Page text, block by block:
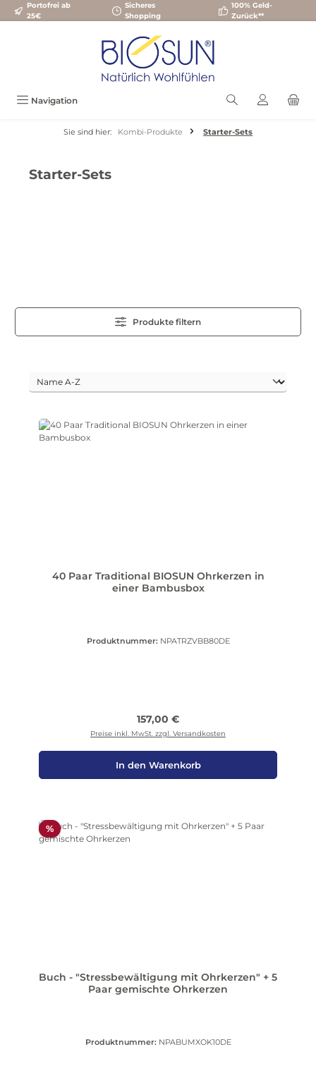
Zum Hauptinhalt springen
Portofrei ab
25€
Sicheres
Shopping
100% Geld-
Zurück**
Navigation
Sie sind hier: Kombi-Produkte Starter-Sets
Starter-Sets
Produkte filtern
40 Paar Traditional BIOSUN Ohrkerzen in
einer Bambusbox
Produktnummer: NPATRZVBB80DE
Regulärer Preis:
157,00 €
Preise inkl. MwSt. zzgl. Versandkosten
In den Warenkorb
%Rabatt
Buch - "Stressbewältigung mit Ohrkerzen" + 5
Paar gemischte Ohrkerzen
Produktnummer: NPABUMXOK10DE